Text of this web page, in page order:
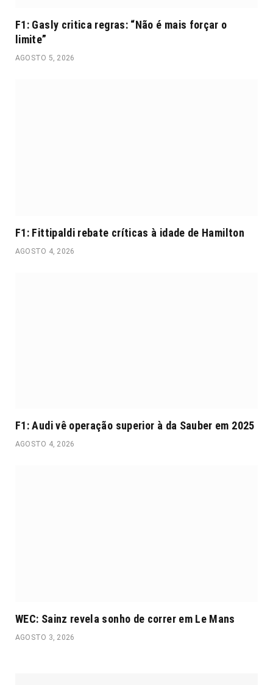
F1: Gasly critica regras: “Não é mais forçar o
limite”
AGOSTO 5, 2026
F1: Fittipaldi rebate críticas à idade de Hamilton
AGOSTO 4, 2026
F1: Audi vê operação superior à da Sauber em 2025
AGOSTO 4, 2026
WEC: Sainz revela sonho de correr em Le Mans
AGOSTO 3, 2026